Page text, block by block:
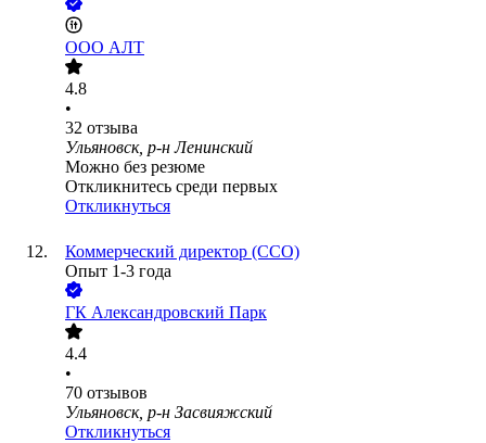
ООО АЛТ
4.8
•
32 отзыва
Ульяновск, р-н Ленинский
Можно без резюме
Откликнитесь среди первых
Откликнуться
Коммерческий директор (CCO)
Опыт 1-3 года
ГК Александровский Парк
4.4
•
70 отзывов
Ульяновск, р-н Засвияжский
Откликнуться